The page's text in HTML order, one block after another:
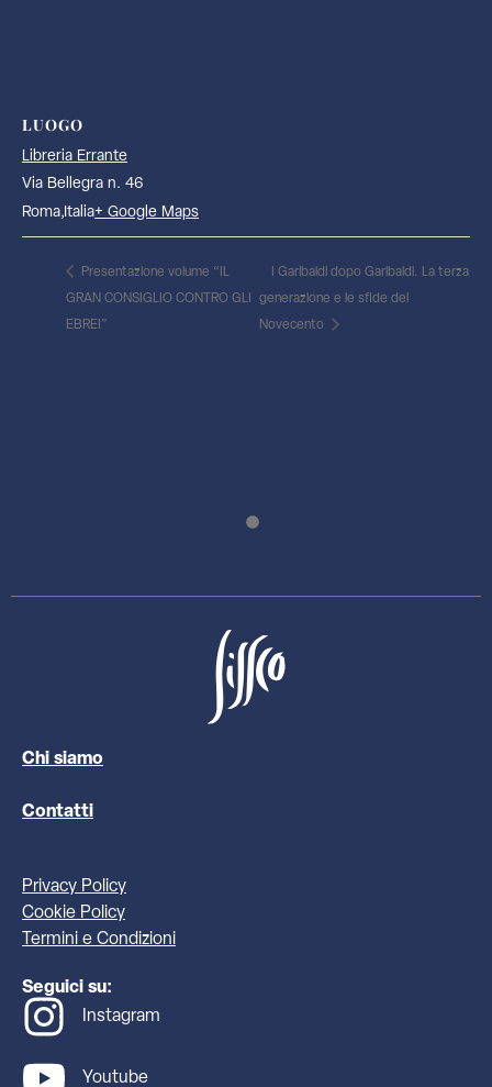
LUOGO
Libreria Errante
Via Bellegra n. 46
Roma,Italia+ Google Maps
Presentazione volume “IL
GRAN CONSIGLIO CONTRO GLI
EBREI”
I Garibaldi dopo Garibaldi. La terza
generazione e le sfide del
Novecento
Chi siamo
Contatti
Privacy Policy
Cookie Policy
Termini e Condizioni
Seguici su:
Instagram
Youtube